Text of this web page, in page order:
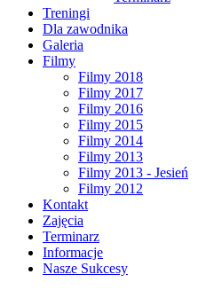
Treningi
Dla zawodnika
Galeria
Filmy
Filmy 2018
Filmy 2017
Filmy 2016
Filmy 2015
Filmy 2014
Filmy 2013
Filmy 2013 - Jesień
Filmy 2012
Kontakt
Zajęcia
Terminarz
Informacje
Nasze Sukcesy